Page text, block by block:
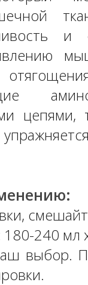
и
цепями,
180-240
выбор.